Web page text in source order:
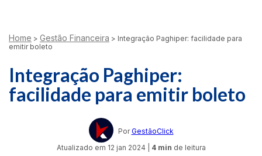
Home > Gestão Financeira > Integração Paghiper: facilidade para
emitir boleto
Integração Paghiper:
facilidade para emitir boleto
Por GestãoClick
Atualizado em 12 jan 2024 4 min de leitura